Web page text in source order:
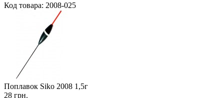
Код товара: 2008-025
Поплавок Siko 2008 1,5г
28 грн.